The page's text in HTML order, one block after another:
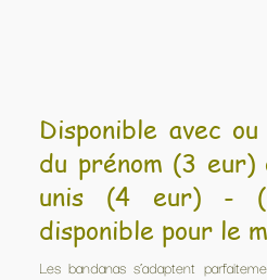
Disponible avec
du prénom (3
unis (4 eur) -
disponible pour le
Les bandanas s’adaptent